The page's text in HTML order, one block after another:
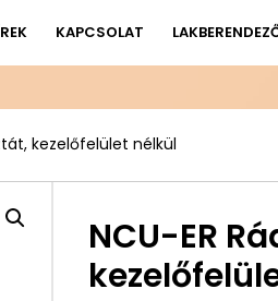
KAPCSOLAT
kezelőfelület nélkül
NCU-ER